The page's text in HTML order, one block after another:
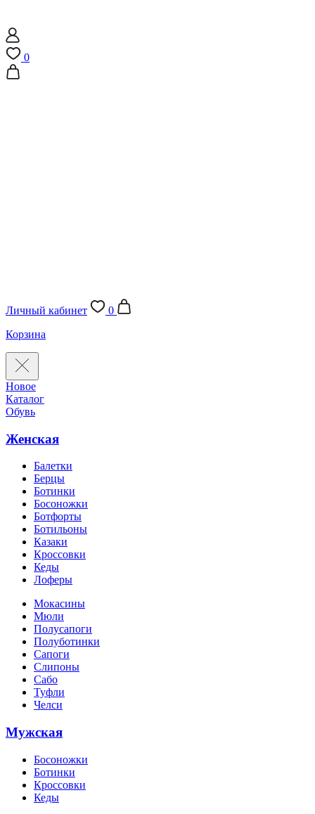
0
Личный кабинет
0
Корзина
Новое
Каталог
Обувь
Женская
Балетки
Берцы
Ботинки
Босоножки
Ботфорты
Ботильоны
Казаки
Кроссовки
Кеды
Лоферы
Мокасины
Мюли
Полусапоги
Полуботинки
Сапоги
Слипоны
Сабо
Туфли
Челси
Мужская
Босоножки
Ботинки
Кроссовки
Кеды